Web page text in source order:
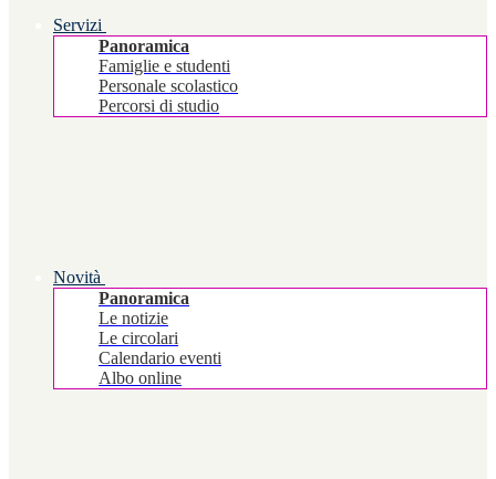
Servizi
Panoramica
Famiglie e studenti
Personale scolastico
Percorsi di studio
Novità
Panoramica
Le notizie
Le circolari
Calendario eventi
Albo online